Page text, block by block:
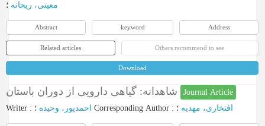
معینی، ریحانه ؛
Abstract keyword Address
Related articles Others recommend to see
Download
Journal Article
Writer : احمدپور، وحیده Corresponding Author : افتخاری، مهدیه ؛